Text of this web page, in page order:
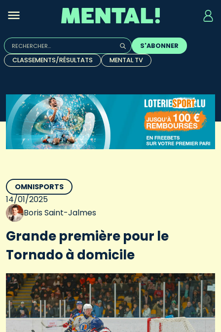
Rechercher :
Quand les résultats de l'auto-complétion sont
S'ABONNER
CLASSEMENTS/RÉSULTATS
MENTAL TV
OMNISPORTS
14/01/2025
Boris Saint-Jalmes
Grande première pour le
Tornado à domicile